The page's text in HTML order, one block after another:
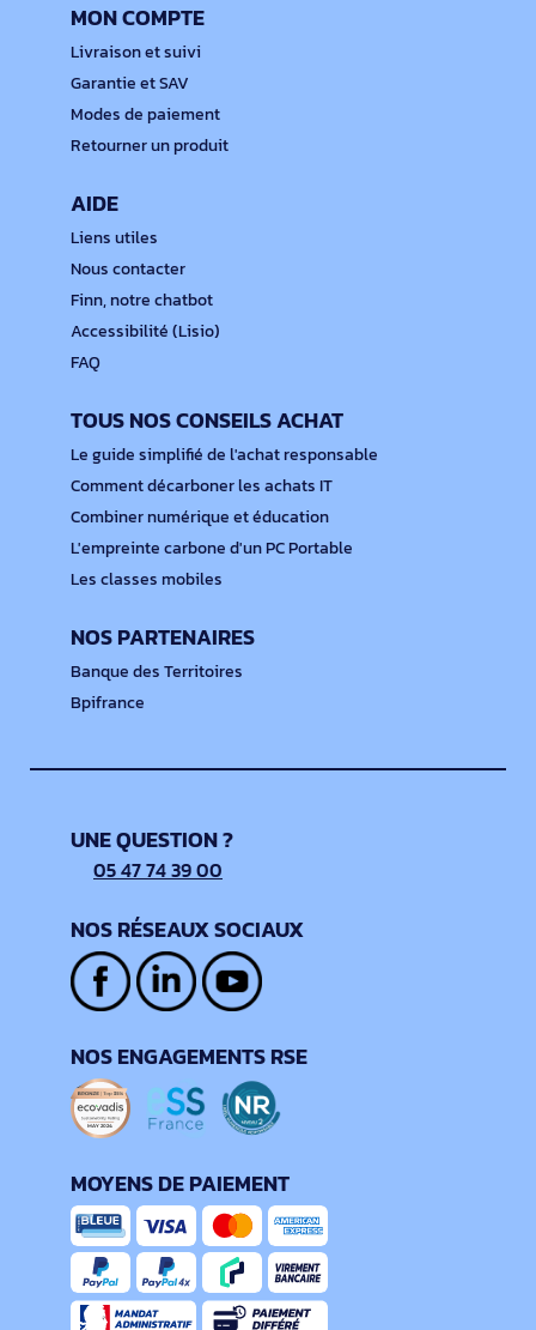
MON COMPTE
Livraison et suivi
Garantie et SAV
Modes de paiement
Retourner un produit
AIDE
Liens utiles
Nous contacter
Finn, notre chatbot
Accessibilité (Lisio)
FAQ
TOUS NOS CONSEILS ACHAT
Le guide simplifié de l'achat responsable
Comment décarboner les achats IT
Combiner numérique et éducation
L'empreinte carbone d'un PC Portable
Les classes mobiles
NOS PARTENAIRES
Banque des Territoires
Bpifrance
UNE QUESTION ?
05 47 74 39 00
NOS RÉSEAUX SOCIAUX
NOS ENGAGEMENTS RSE
MOYENS DE PAIEMENT